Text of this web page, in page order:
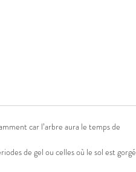
car l’arbre aura le temps de
de gel ou celles où le sol est gorgé